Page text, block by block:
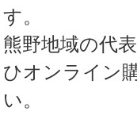
す。
熊野地域の代
ひオンライン
い。